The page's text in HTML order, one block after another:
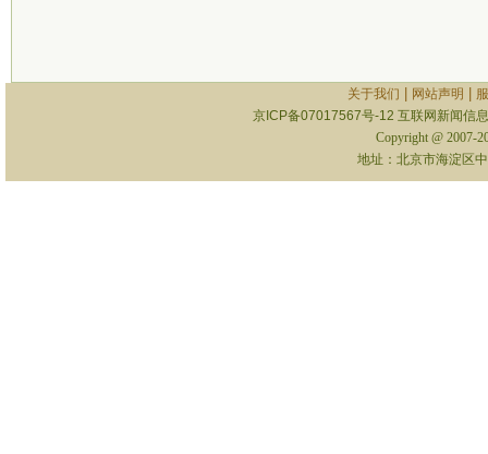
关于我们 网站声明
京ICP备07017567号-12 互联网新闻信
Copyright @ 2007-
地址：北京市海淀区